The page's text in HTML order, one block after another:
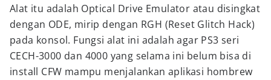
Alat itu adalah Optical Drive Emulator atau disingkat
dengan ODE, mirip dengan RGH (Reset Glitch Hack)
pada konsol. Fungsi alat ini adalah agar PS3 seri
CECH-3000 dan 4000 yang selama ini belum bisa di
install CFW mampu menjalankan aplikasi hombrew